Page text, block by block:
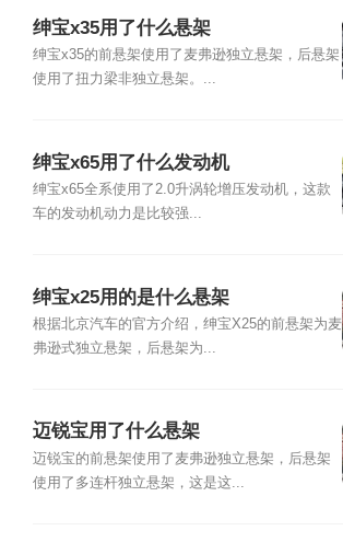
绅宝x35用了什么悬架
绅宝x35的前悬架使用了麦弗逊独立悬架，后悬架
使用了扭力梁非独立悬架。...
绅宝x65用了什么发动机
绅宝x65全系使用了2.0升涡轮增压发动机，这款
车的发动机动力是比较强...
绅宝x25用的是什么悬架
根据北京汽车的官方介绍，绅宝X25的前悬架为麦
弗逊式独立悬架，后悬架为...
迈锐宝用了什么悬架
迈锐宝的前悬架使用了麦弗逊独立悬架，后悬架
使用了多连杆独立悬架，这是这...